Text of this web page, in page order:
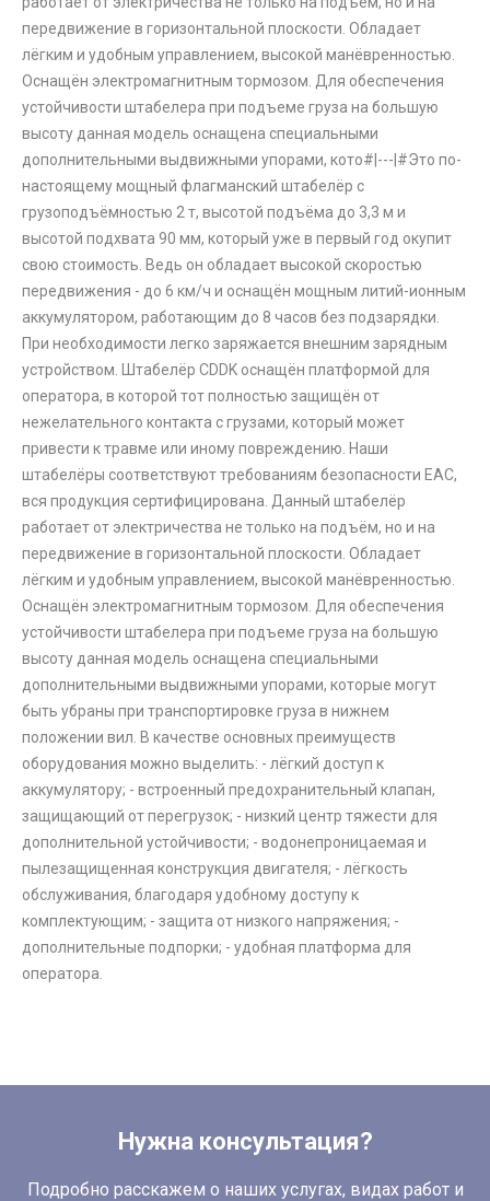
передвижение в горизонтальной плоскости. Обладает
лёгким и удобным управлением, высокой манёвренностью.
Оснащён электромагнитным тормозом. Для обеспечения
устойчивости штабелера при подъеме груза на большую
высоту данная модель оснащена специальными
дополнительными выдвижными упорами, кото#|---|#Это по-
настоящему мощный флагманский штабелёр с
грузоподъёмностью 2 т, высотой подъёма до 3,3 м и
высотой подхвата 90 мм, который уже в первый год окупит
свою стоимость. Ведь он обладает высокой скоростью
передвижения - до 6 км/ч и оснащён мощным литий-ионным
аккумулятором, работающим до 8 часов без подзарядки.
При необходимости легко заряжается внешним зарядным
устройством. Штабелёр CDDK оснащён платформой для
оператора, в которой тот полностью защищён от
нежелательного контакта с грузами, который может
привести к травме или иному повреждению. Наши
штабелёры соответствуют требованиям безопасности ЕАС,
вся продукция сертифицирована. Данный штабелёр
работает от электричества не только на подъём, но и на
передвижение в горизонтальной плоскости. Обладает
лёгким и удобным управлением, высокой манёвренностью.
Оснащён электромагнитным тормозом. Для обеспечения
устойчивости штабелера при подъеме груза на большую
высоту данная модель оснащена специальными
дополнительными выдвижными упорами, которые могут
быть убраны при транспортировке груза в нижнем
положении вил. В качестве основных преимуществ
оборудования можно выделить: - лёгкий доступ к
аккумулятору; - встроенный предохранительный клапан,
защищающий от перегрузок; - низкий центр тяжести для
дополнительной устойчивости; - водонепроницаемая и
пылезащищенная конструкция двигателя; - лёгкость
обслуживания, благодаря удобному доступу к
комплектующим; - защита от низкого напряжения; -
дополнительные подпорки; - удобная платформа для
оператора.
Нужна консультация?
Подробно расскажем о наших услугах, видах работ и